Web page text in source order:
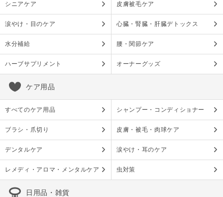
シニアケア 皮膚被毛ケア
涙やけ・目のケア 心臓・腎臓・肝臓デトックス
水分補給 腰・関節ケア
ハーブサプリメント オーナーグッズ
ケア用品
すべてのケア用品 シャンプー・コンディショナー
ブラシ・爪切り 皮膚・被毛・肉球ケア
デンタルケア 涙やけ・耳のケア
レメディ・アロマ・メンタルケア 虫対策
日用品・雑貨